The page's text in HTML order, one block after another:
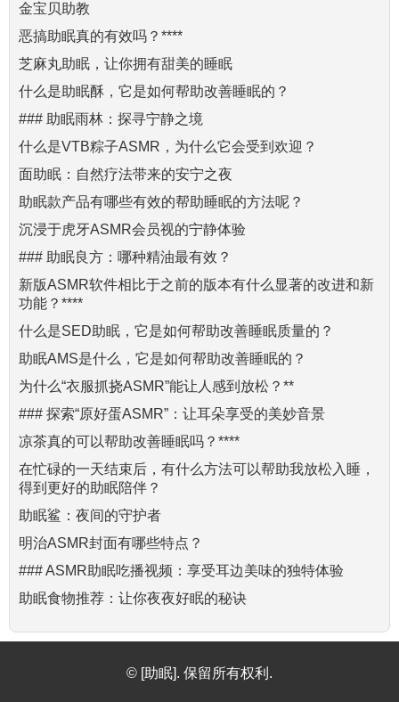
金宝贝助教
恶搞助眠真的有效吗？****
芝麻丸助眠，让你拥有甜美的睡眠
什么是助眠酥，它是如何帮助改善睡眠的？
### 助眠雨林：探寻宁静之境
什么是VTB粽子ASMR，为什么它会受到欢迎？
面助眠：自然疗法带来的安宁之夜
助眠款产品有哪些有效的帮助睡眠的方法呢？
沉浸于虎牙ASMR会员视的宁静体验
### 助眠良方：哪种精油最有效？
新版ASMR软件相比于之前的版本有什么显著的改进和新
功能？****
什么是SED助眠，它是如何帮助改善睡眠质量的？
助眠AMS是什么，它是如何帮助改善睡眠的？
为什么“衣服抓挠ASMR”能让人感到放松？**
### 探索“原好蛋ASMR”：让耳朵享受的美妙音景
凉茶真的可以帮助改善睡眠吗？****
在忙碌的一天结束后，有什么方法可以帮助我放松入睡，
得到更好的助眠陪伴？
助眠鲨：夜间的守护者
明治ASMR封面有哪些特点？
### ASMR助眠吃播视频：享受耳边美味的独特体验
助眠食物推荐：让你夜夜好眠的秘诀
© [助眠]. 保留所有权利.